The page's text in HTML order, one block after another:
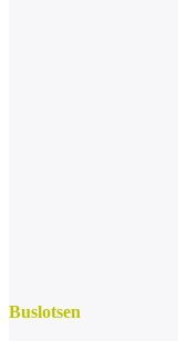
Buslotsen